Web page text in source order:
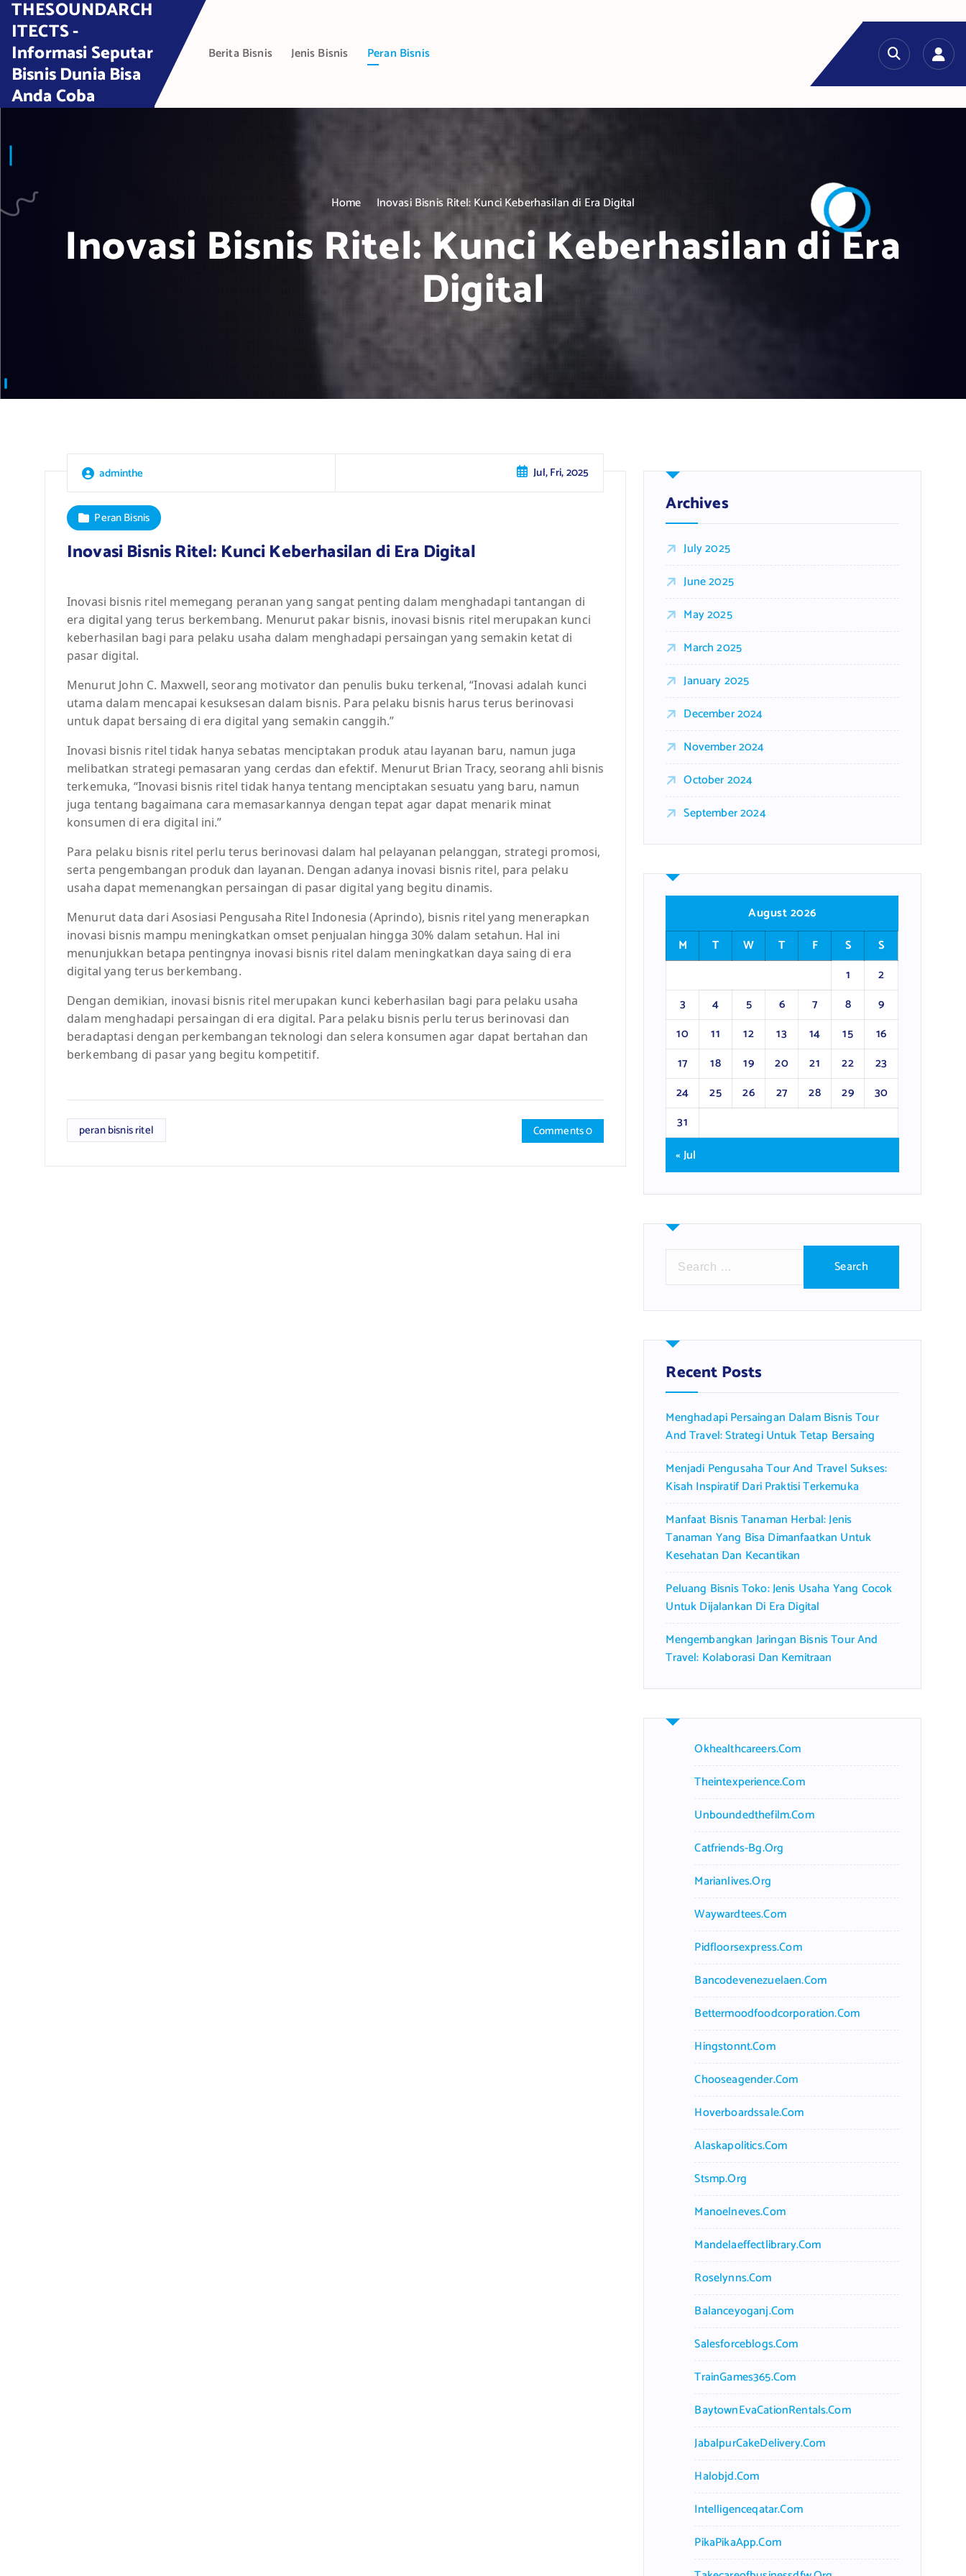
n
THESOUNDARCH
ITECTS -
Informasi Seputar
Bisnis Dunia Bisa
Anda Coba
Berita Bisnis Jenis Bisnis Peran Bisnis
Home Inovasi Bisnis Ritel: Kunci Keberhasilan di Era Digital
Inovasi Bisnis Ritel: Kunci Keberhasilan di Era
Digital
adminthe Jul, Fri, 2025
Peran Bisnis
Inovasi Bisnis Ritel: Kunci Keberhasilan di Era Digital
Inovasi bisnis ritel memegang peranan yang sangat penting dalam menghadapi tantangan di
era digital yang terus berkembang. Menurut pakar bisnis, inovasi bisnis ritel merupakan kunci
keberhasilan bagi para pelaku usaha dalam menghadapi persaingan yang semakin ketat di
pasar digital.
Menurut John C. Maxwell, seorang motivator dan penulis buku terkenal, “Inovasi adalah kunci
utama dalam mencapai kesuksesan dalam bisnis. Para pelaku bisnis harus terus berinovasi
untuk dapat bersaing di era digital yang semakin canggih.”
Inovasi bisnis ritel tidak hanya sebatas menciptakan produk atau layanan baru, namun juga
melibatkan strategi pemasaran yang cerdas dan efektif. Menurut Brian Tracy, seorang ahli bisnis
terkemuka, “Inovasi bisnis ritel tidak hanya tentang menciptakan sesuatu yang baru, namun
juga tentang bagaimana cara memasarkannya dengan tepat agar dapat menarik minat
konsumen di era digital ini.”
Para pelaku bisnis ritel perlu terus berinovasi dalam hal pelayanan pelanggan, strategi promosi,
serta pengembangan produk dan layanan. Dengan adanya inovasi bisnis ritel, para pelaku
usaha dapat memenangkan persaingan di pasar digital yang begitu dinamis.
Menurut data dari Asosiasi Pengusaha Ritel Indonesia (Aprindo), bisnis ritel yang menerapkan
inovasi bisnis mampu meningkatkan omset penjualan hingga 30% dalam setahun. Hal ini
menunjukkan betapa pentingnya inovasi bisnis ritel dalam meningkatkan daya saing di era
digital yang terus berkembang.
Dengan demikian, inovasi bisnis ritel merupakan kunci keberhasilan bagi para pelaku usaha
dalam menghadapi persaingan di era digital. Para pelaku bisnis perlu terus berinovasi dan
beradaptasi dengan perkembangan teknologi dan selera konsumen agar dapat bertahan dan
berkembang di pasar yang begitu kompetitif.
peran bisnis ritel Comments 0
Archives
July 2025
June 2025
May 2025
March 2025
January 2025
December 2024
November 2024
October 2024
September 2024
August 2026
M
T W T F S
S
1
2
3
4 5 6 7 8
9
10
11 12 13 14 15
16
17
18 19 20 21 22
23
24
25 26 27 28 29
30
31
« Jul
r
h
f
o
:
Recent Posts
Menghadapi Persaingan Dalam Bisnis Tour
And Travel: Strategi Untuk Tetap Bersaing
Menjadi Pengusaha Tour And Travel Sukses:
Kisah Inspiratif Dari Praktisi Terkemuka
Manfaat Bisnis Tanaman Herbal: Jenis
Tanaman Yang Bisa Dimanfaatkan Untuk
Kesehatan Dan Kecantikan
Peluang Bisnis Toko: Jenis Usaha Yang Cocok
Untuk Dijalankan Di Era Digital
Mengembangkan Jaringan Bisnis Tour And
Travel: Kolaborasi Dan Kemitraan
Okhealthcareers.com
Theintexperience.com
Unboundedthefilm.com
Catfriends-Bg.org
Marianlives.org
Waywardtees.com
Pidfloorsexpress.com
Bancodevenezuelaen.com
Bettermoodfoodcorporation.com
Hingstonnt.com
Chooseagender.com
Hoverboardssale.com
Alaskapolitics.com
Stsmp.org
Manoelneves.com
Mandelaeffectlibrary.com
Roselynns.com
Balanceyoganj.com
Salesforceblogs.com
TrainGames365.com
BaytownEvaCationRentals.com
JabalpurCakeDelivery.com
Halobjd.com
Intelligenceqatar.com
PikaPikaApp.com